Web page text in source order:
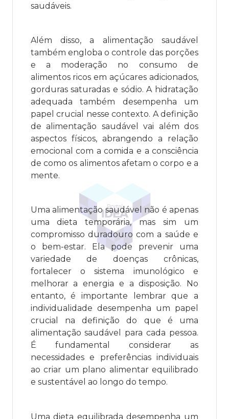
saudáveis.
Além disso, a alimentação saudável
também engloba o controle das porções
e a moderação no consumo de
alimentos ricos em açúcares adicionados,
gorduras saturadas e sódio. A hidratação
adequada também desempenha um
papel crucial nesse contexto. A definição
de alimentação saudável vai além dos
aspectos físicos, abrangendo a relação
emocional com a comida e a consciência
de como os alimentos afetam o corpo e a
mente.
Uma alimentação saudável não é apenas
uma dieta temporária, mas sim um
compromisso duradouro com a saúde e
o bem-estar. Ela pode prevenir uma
variedade de doenças crônicas,
fortalecer o sistema imunológico e
melhorar a energia e a disposição. No
entanto, é importante lembrar que a
individualidade desempenha um papel
crucial na definição do que é uma
alimentação saudável para cada pessoa.
É fundamental considerar as
necessidades e preferências individuais
ao criar um plano alimentar equilibrado
e sustentável ao longo do tempo.
Uma dieta equilibrada desempenha um